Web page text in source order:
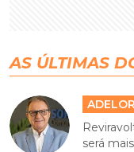
AS ÚLTIMAS
será